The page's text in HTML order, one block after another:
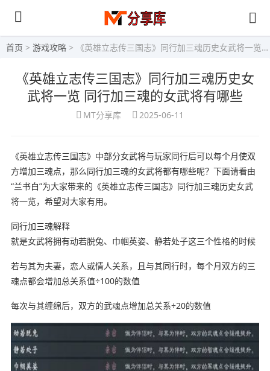
首页 > 游戏攻略 > 《英雄立志传三国志》同行加三魂历史女武将一览 同行加三魂的女武将有哪些
《英雄立志传三国志》同行加三魂历史女
武将一览 同行加三魂的女武将有哪些
MT分享库 2025-06-11
《英雄立志传三国志》中部分女武将与玩家同行后可以每个月使双
方增加三魂点，那么同行加三魂的女武将都有哪些呢？下面请看由
“兰书白”为大家带来的《英雄立志传三国志》同行加三魂历史女武
将一览，希望对大家有用。
同行加三魂解释
就是女武将拥有动若脱兔、巾帼英姿、静若处子这三个性格的时候
若与其为夫妻，恋人或情人关系，且与其同行时，每个月双方的三
魂点都会增加总关系值÷100的数值
每次与其缠绵后，双方的武魂点增加总关系÷20的数值